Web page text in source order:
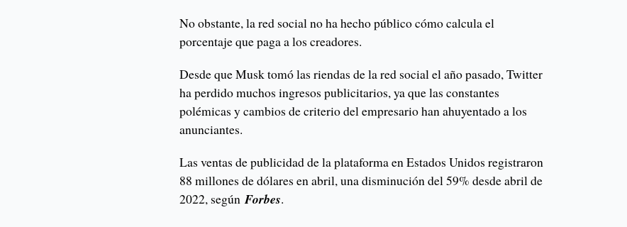
No obstante, la red social no ha hecho público cómo calcula el
porcentaje que paga a los creadores.
Desde que Musk tomó las riendas de la red social el año pasado, Twitter
ha perdido muchos ingresos publicitarios, ya que las constantes
polémicas y cambios de criterio del empresario han ahuyentado a los
anunciantes.
Las ventas de publicidad de la plataforma en Estados Unidos registraron
88 millones de dólares en abril, una disminución del 59% desde abril de
2022, segúnForbes.